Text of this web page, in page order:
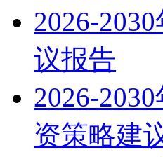
2026-
议报告
2026-
资策略建